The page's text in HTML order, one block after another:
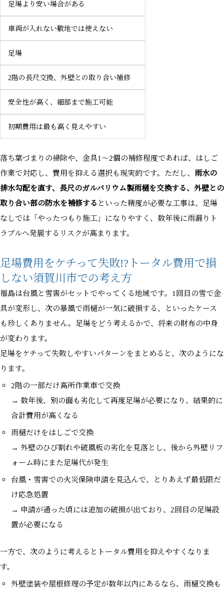
足場より安い場合がある
車両が入れない敷地では使えない
足場
2階の長尺交換、外壁との取り合い補修
安全性が高く、細部まで施工可能
初期費用は最も高く見えやすい
落ち葉づまりの掃除や、金具1〜2個の補修程度であれば、はしご
作業で対応し、費用を抑える選択も現実的です。ただし、
雨水の
排水勾配を直す、長尺のガルバリウム製雨樋を交換する、外壁との
取り合い部の防水を補修する といった精度が必要な工事は、足場
なしでは「やったつもり施工」になりやすく、数年後に雨漏りト
ラブルへ発展するリスクが高まります。
足場費用をケチって失敗!?トータル費用で損
しない須賀川市での考え方
福島は台風と雪害がセットでやってくる地域です。1回目の雪で金
具が変形し、次の暴風で雨樋が一気に破損する、といったケース
も珍しくありません。足場をどう考えるかで、将来の財布の中身
が変わります。
足場をケチって失敗しやすいパターンをまとめると、次のようにな
ります。
2階の一部だけ高所作業車で交換
→ 数年後、別の面も劣化して再度足場が必要になり、結果的に
合計費用が高くなる
雨樋だけをはしごで交換
→ 外壁のひび割れや破風板の劣化を見落とし、後から外壁リフ
ォーム時にまた足場代が発生
台風・雪害での火災保険申請を見込んで、とりあえず最低限だ
け応急処置
→ 申請が通った頃には追加の破損が出ており、2回目の足場設
置が必要になる
一方で、次のように考えるとトータル費用を抑えやすくなりま
す。
外壁塗装や屋根修理の予定が数年以内にあるなら、雨樋交換も